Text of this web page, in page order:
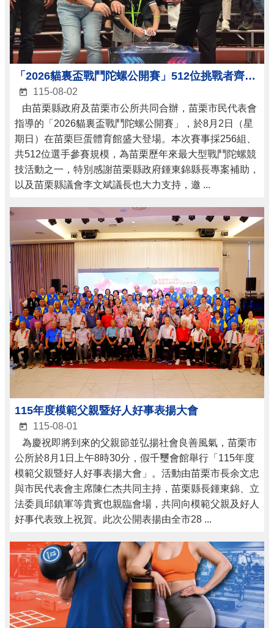
「2026貓裏盃戰鬥陀螺公開賽」512位挑戰者齊聚苗栗巨蛋 爭奪冠軍榮耀
115-08-02
由苗栗縣政府及苗栗市公所共同合辦，苗栗市民代表會
指導的「2026貓裏盃戰鬥陀螺公開賽」，於8月2日（星
期日）在苗栗巨蛋體育館盛大登場。本次賽事採256組、
共512位選手參賽規模，為苗栗歷年來最大型戰鬥陀螺競
技活動之一，特別感謝苗栗縣政府鍾東錦縣長專案補助，
以及苗栗縣議會李文斌議長也大力支持，邀 ...
115年度模範父親暨好人好事表揚大會
115-08-01
為慶祝即將到來的父親節並弘揚社會良善風氣，苗栗市
公所於8月1日上午8時30分，假千璽會館舉行「115年度
模範父親暨好人好事表揚大會」。活動由苗栗市長余文忠
與市民代表會主席陳仁杰共同主持，苗栗縣長鍾東錦、立
法委員邱鎮軍等貴賓也親臨會場，共同向模範父親及好人
好事代表致上祝賀。此次公開表揚由全市28 ...